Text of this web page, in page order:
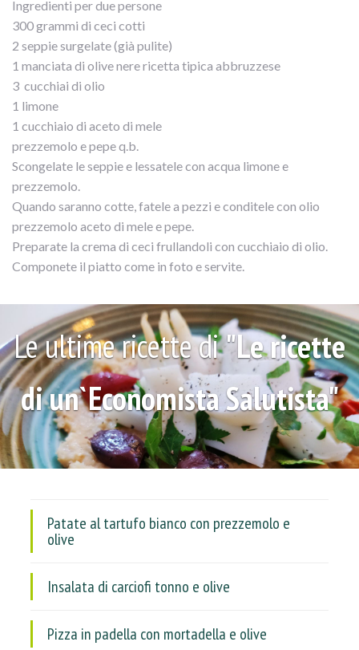
Ingredienti per due persone
300 grammi di ceci cotti
2 seppie surgelate (già pulite)
1 manciata di olive nere ricetta tipica abbruzzese
3 cucchiai di olio
1 limone
1 cucchiaio di aceto di mele
prezzemolo e pepe q.b.
Scongelate le seppie e lessatele con acqua limone e
prezzemolo.
Quando saranno cotte, fatele a pezzi e conditele con olio
prezzemolo aceto di mele e pepe.
Preparate la crema di ceci frullandoli con cucchiaio di olio.
Componete il piatto come in foto e servite.
Le ultime ricette di"Le ricette
di un`Economista Salutista"
Patate al tartufo bianco con prezzemolo e
olive
Insalata di carciofi tonno e olive
Pizza in padella con mortadella e olive